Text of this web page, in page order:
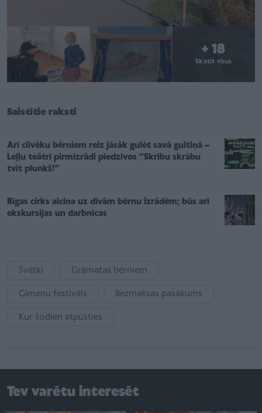
+ 18
Skatīt visus
Saistītie raksti
Arī cilvēku bērniem reiz jāsāk gulēt savā gultiņā –
Leļļu teātrī pirmizrādi piedzīvos “Skrību skrābu
tvīt plunkš!”
Rīgas cirks aicina uz divām bērnu izrādēm; būs arī
ekskursijas un darbnīcas
Svētki Grāmatas bērniem
Ģimeņu festivāls Bezmaksas pasākums
Kur šodien atpūsties
Tev varētu interesēt